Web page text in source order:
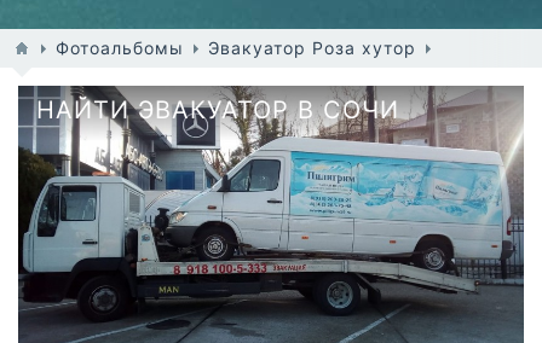
Фотоальбомы Эвакуатор Роза хутор
НАЙТИ ЭВАКУАТОР В СОЧИ